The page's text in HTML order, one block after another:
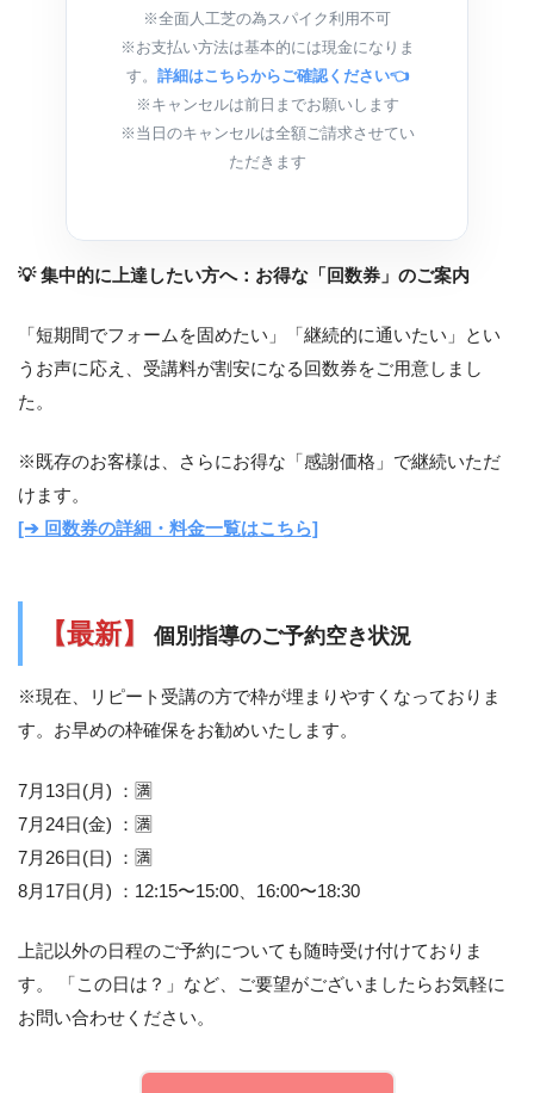
※全面人工芝の為スパイク利用不可
※お支払い方法は基本的には現金になりま
す。 詳細はこちらからご確認ください👈
※キャンセルは前日までお願いします
※当日のキャンセルは全額ご請求させてい
ただきます
💡 集中的に上達したい方へ：お得な「回数券」のご案内
「短期間でフォームを固めたい」「継続的に通いたい」とい
うお声に応え、受講料が割安になる回数券をご用意しまし
た。
※既存のお客様は、さらにお得な「感謝価格」で継続いただ
けます。
[➔ 回数券の詳細・料金一覧はこちら]
【最新】 個別指導のご予約空き状況
※現在、リピート受講の方で枠が埋まりやすくなっておりま
す。お早めの枠確保をお勧めいたします。
7月13日(月) ：🈵
7月24日(金) ：🈵
7月26日(日) ：🈵
8月17日(月) ：12:15〜15:00、16:00〜18:30
上記以外の日程のご予約についても随時受け付けておりま
す。 「この日は？」など、ご要望がございましたらお気軽に
お問い合わせください。